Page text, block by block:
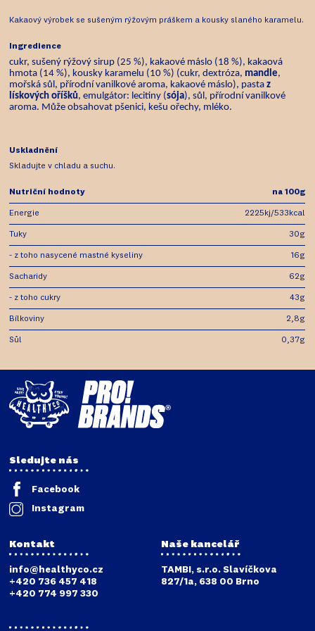
Kakaový výrobek se sušeným rýžovým práškem a kousky slaného karamelu.
Ingredience
cukr, sušený rýžový sirup (25 %), kakaové máslo (18 %), kakaová
hmota (14 %), kousky karamelu (10 %) (cukr, dextróza, mandle,
mořská sůl, přírodní vanilkové aroma, kakaové máslo), pastaz
lískových oříšků, emulgátor: lecitiny (sója), sůl, přírodní vanilkové
aroma. Může obsahovat pšenici, kešu ořechy, mléko.
Uskladnění
Skladujte v chladu a suchu.
Nutriční hodnoty na 100g
Energie 2225kj/533kcal
Tuky 30g
- z toho nasycené mastné kyseliny 16g
Sacharidy 62g
- z toho cukry 43g
Bílkoviny 2,8g
Sůl 0,37g
Sledujte nás
Facebook
Instagram
Kontakt
info@healthyco.cz
+420 736 457 418
+420 774 997 330
Naše kancelář
TAMBI, s.r.o. Slavíčkova
827/1a, 638 00 Brno